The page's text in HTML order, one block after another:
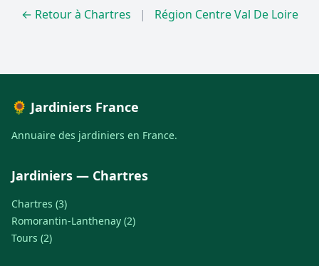
← Retour à Chartres | Région Centre Val De Loire
🌻 Jardiniers France
Annuaire des jardiniers en France.
Jardiniers — Chartres
Chartres (3)
Romorantin-Lanthenay (2)
Tours (2)